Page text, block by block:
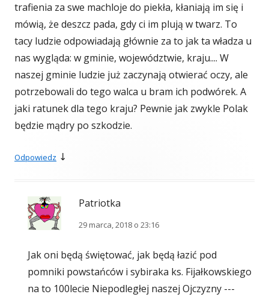
trafienia za swe machloje do piekła, kłaniają im się i
mówią, że deszcz pada, gdy ci im plują w twarz. To
tacy ludzie odpowiadają głównie za to jak ta władza u
nas wygląda: w gminie, województwie, kraju.... W
naszej gminie ludzie już zaczynają otwierać oczy, ale
potrzebowali do tego walca u bram ich podwórek. A
jaki ratunek dla tego kraju? Pewnie jak zwykle Polak
będzie mądry po szkodzie.
Odpowiedz ↓
Patriotka
29 marca, 2018 o 23:16
Jak oni będą świętować, jak będą łazić pod
pomniki powstańców i sybiraka ks. Fijałkowskiego
na to 100lecie Niepodległej naszej Ojczyzny ---